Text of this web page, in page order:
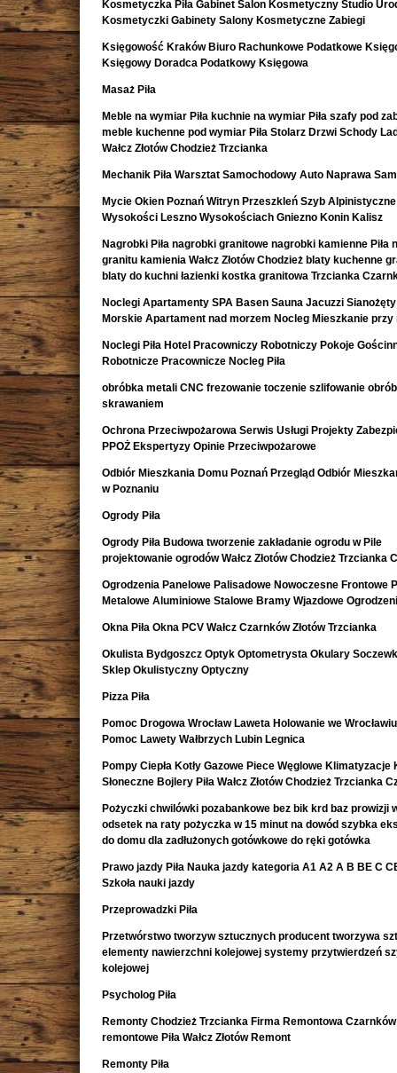
Kosmetyczka Piła Gabinet Salon Kosmetyczny Studio
Kosmetyczki Gabinety Salony Kosmetyczne Zabiegi
Księgowość Kraków Biuro Rachunkowe Podatkowe
Księgowy Doradca Podatkowy Księgowa
Masaż Piła
Meble na wymiar Piła kuchnie na wymiar Piła szafy pod
meble kuchenne pod wymiar Piła Stolarz Drzwi Schody
Wałcz Złotów Chodzież Trzcianka
Mechanik Piła Warsztat Samochodowy Auto Naprawa
Mycie Okien Poznań Witryn Przeszkleń Szyb
Wysokości Leszno Wysokościach Gniezno Konin Kalisz
Nagrobki Piła nagrobki granitowe nagrobki kamienne Piła
granitu kamienia Wałcz Złotów Chodzież blaty kuchenne
blaty do kuchni łazienki kostka granitowa Trzcianka
Noclegi Apartamenty SPA Basen Sauna Jacuzzi
Morskie Apartament nad morzem Nocleg Mieszkanie przy
Noclegi Piła Hotel Pracowniczy Robotniczy Pokoje
Robotnicze Pracownicze Nocleg Piła
obróbka metali CNC frezowanie toczenie szlifowanie
skrawaniem
Ochrona Przeciwpożarowa Serwis Usługi Projekty
PPOŻ Ekspertyzy Opinie Przeciwpożarowe
Odbiór Mieszkania Domu Poznań Przegląd Odbiór
w Poznaniu
Ogrody Piła
Ogrody Piła Budowa tworzenie zakładanie ogrodu w Pile
projektowanie ogrodów Wałcz Złotów Chodzież Trzcianka
Ogrodzenia Panelowe Palisadowe Nowoczesne Frontowe
Metalowe Aluminiowe Stalowe Bramy Wjazdowe
Okna Piła Okna PCV Wałcz Czarnków Złotów Trzcianka
Okulista Bydgoszcz Optyk Optometrysta Okulary
Sklep Okulistyczny Optyczny
Pizza Piła
Pomoc Drogowa Wrocław Laweta Holowanie we
Pomoc Lawety Wałbrzych Lubin Legnica
Pompy Ciepła Kotły Gazowe Piece Węglowe Klimatyzacje
Słoneczne Bojlery Piła Wałcz Złotów Chodzież Trzcianka
Pożyczki chwilówki pozabankowe bez bik krd baz prowizji
odsetek na raty pożyczka w 15 minut na dowód szybka
do domu dla zadłużonych gotówkowe do ręki gotówka
Prawo jazdy Piła Nauka jazdy kategoria A1 A2 A B BE C
Szkoła nauki jazdy
Przeprowadzki Piła
Przetwórstwo tworzyw sztucznych producent tworzywa
elementy nawierzchni kolejowej systemy przytwierdzeń
kolejowej
Psycholog Piła
Remonty Chodzież Trzcianka Firma Remontowa Czarnków
remontowe Piła Wałcz Złotów Remont
Remonty Piła